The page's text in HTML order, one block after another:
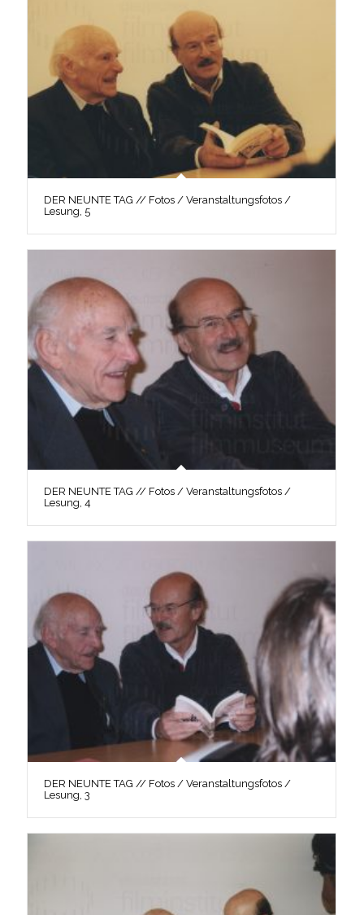
DER NEUNTE TAG // Fotos / Veranstaltungsfotos /
Lesung, 5
DER NEUNTE TAG // Fotos / Veranstaltungsfotos /
Lesung, 4
DER NEUNTE TAG // Fotos / Veranstaltungsfotos /
Lesung, 3